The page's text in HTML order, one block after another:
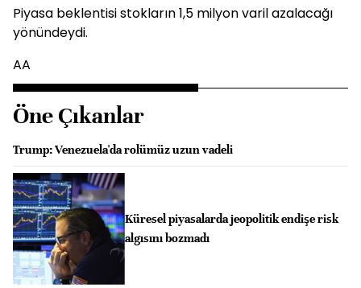
Piyasa beklentisi stokların 1,5 milyon varil azalacağı
yönündeydi.
AA
Öne Çıkanlar
Trump: Venezuela'da rolümüz uzun vadeli
Küresel piyasalarda jeopolitik endişe risk
algısını bozmadı